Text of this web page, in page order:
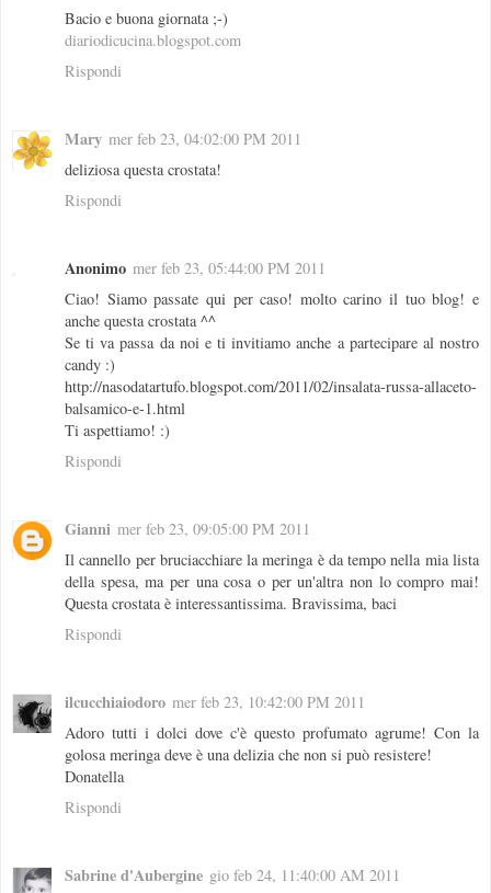
Bacio e buona giornata ;-)
diariodicucina.blogspot.com
Rispondi
Mary mer feb 23, 04:02:00 PM 2011
deliziosa questa crostata!
Rispondi
Anonimo mer feb 23, 05:44:00 PM 2011
Ciao! Siamo passate qui per caso! molto carino il tuo blog! e
anche questa crostata ^^
Se ti va passa da noi e ti invitiamo anche a partecipare al nostro
candy :)
http://nasodatartufo.blogspot.com/2011/02/insalata-russa-allaceto-
balsamico-e-1.html
Ti aspettiamo! :)
Rispondi
Gianni mer feb 23, 09:05:00 PM 2011
Il cannello per bruciacchiare la meringa è da tempo nella mia lista
della spesa, ma per una cosa o per un'altra non lo compro mai!
Questa crostata è interessantissima. Bravissima, baci
Rispondi
ilcucchiaiodoro mer feb 23, 10:42:00 PM 2011
Adoro tutti i dolci dove c'è questo profumato agrume! Con la
golosa meringa deve è una delizia che non si può resistere!
Donatella
Rispondi
Sabrine d'Aubergine gio feb 24, 11:40:00 AM 2011